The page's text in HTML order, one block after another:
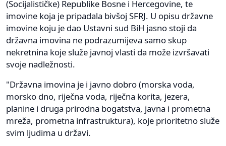
(Socijalističke) Republike Bosne i Hercegovine, te
imovine koja je pripadala bivšoj SFRJ. U opisu državne
imovine koju je dao Ustavni sud BiH jasno stoji da
državna imovina ne podrazumijeva samo skup
nekretnina koje služe javnoj vlasti da može izvršavati
svoje nadležnosti.
"Državna imovina je i javno dobro (morska voda,
morsko dno, riječna voda, riječna korita, jezera,
planine i druga prirodna bogatstva, javna i prometna
mreža, prometna infrastruktura), koje prioritetno služe
svim ljudima u državi.